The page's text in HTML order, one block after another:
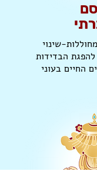
שינוי
הבדידות
החיים בעוני